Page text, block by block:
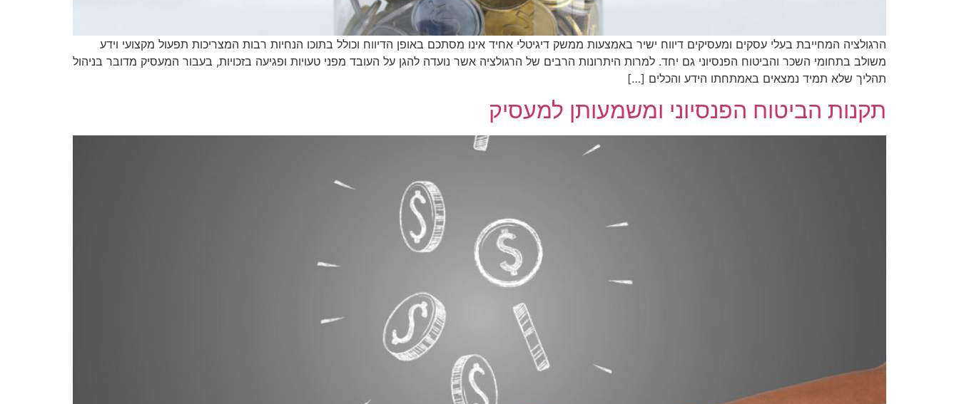
הרגולציה המחייבת בעלי עסקים ומעסיקים דיווח ישיר באמצעות ממשק דיגיטלי אחיד אינו מסתכם באופן הדיווח וכולל בתוכו הנחיות רבות המצריכות תפעול מקצועי וידע
משולב בתחומי השכר והביטוח הפנסיוני גם יחד. למרות היתרונות הרבים של הרגולציה אשר נועדה להגן על העובד מפני טעויות ופגיעה בזכויות, בעבור המעסיק מדובר בניהול
תהליך שלא תמיד נמצאים באמתחתו הידע והכלים […]
תקנות הביטוח הפנסיוני ומשמעותן למעסיק